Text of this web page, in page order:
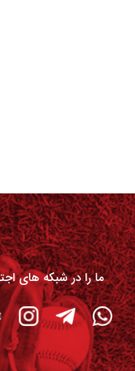
ما را در شبکه های